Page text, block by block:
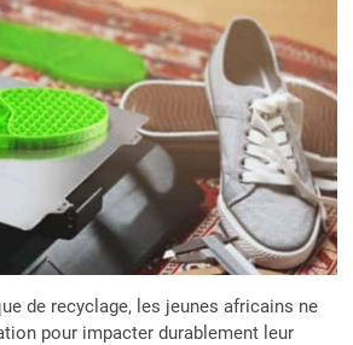
de recyclage, les jeunes africains ne
pour impacter durablement leur